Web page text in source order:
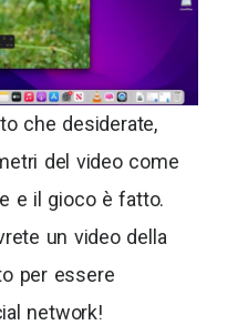
che desiderate,
del video come
e il gioco è fatto.
un video della
per essere
network!